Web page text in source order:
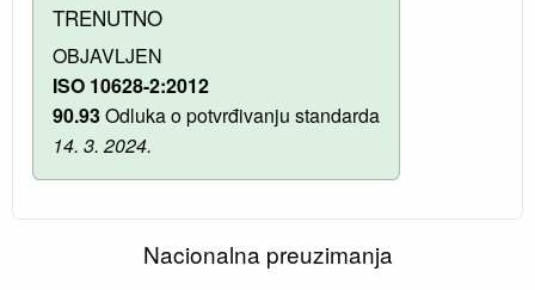
TRENUTNO
OBJAVLJEN
ISO 10628-2:2012
90.93Odluka o potvrđivanju standarda
14. 3. 2024.
Nacionalna preuzimanja